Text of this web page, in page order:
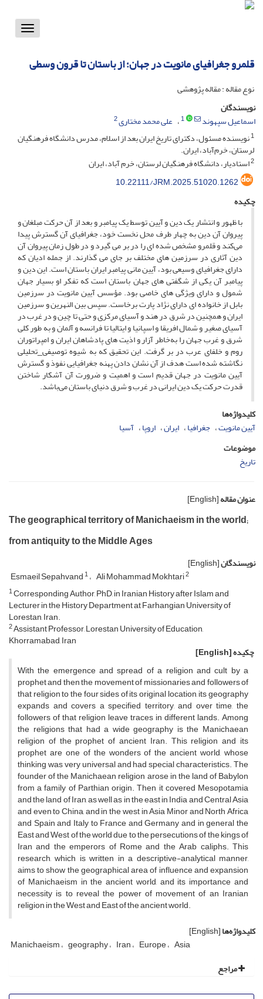
Toggle
قلمرو جغرافیای مانویت در جهان؛ از باستان تا قرون وسطی
نوع مقاله : مقاله پژوهشی
نویسندگان
اسماعیل سپهوند
1 علی محمد مختاری2
1نویسنده مسئول، دکترای تاریخ ایران بعد از اسلام، مدرس دانشگاه فرهنگیان
لرستان، خرم‌آباد، ایران.
2استادیار، دانشگاه فرهنگیان لرستان، خرم آباد، ایران
10.22111/JRM.2025.51020.1262
چکیده
با ظهور و انتشار یک دین و آیین توسط یک پیامبر و بعد از آن حرکت مبلغان و
پیروان آن دین به چهار طرف محل نخست خود، جغرافیای آن گسترش پیدا
می‌کند و قلمرو مشخص شده ای را در بر می گیرد و در طول زمان پیروان آن
دین آثاری در سرزمین های مختلف بر جای می گذارند. از جمله ادیان که
دارای جغرافیای وسیعی بود، آیین مانی پیامبر ایران باستان است. این دین و
پیامبر آن یکی از شگفتی های جهان باستان است که تفکر او بسیار جهان
شمول و دارای ویژگی های خاصی بود. مؤسس آیین مانویت در سرزمین
بابل از خانواده ای دارای نژاد پارت برخاست. سپس بین النهرین و سرزمین
ایران و همچنین در شرق در هند و آسیای مرکزی و حتی تا چین و در غرب در
آسیای صغیر و شمال افریقا و اسپانیا و ایتالیا تا فرانسه و آلمان و به طور کلی
شرق و غرب جهان را به‌خاطر آزار و اذیت های پادشاهان ایران و امپراتوران
روم و خلفای عرب در بر گرفت. این تحقیق که به شیوه توصیفی_تحلیلی
نگاشته شده است هدف از آن نشان دادن پهنه جغرافیایی نفوذ و گسترش
آیین مانویت در جهان قدیم است و اهمیت و ضرورت آن آشکار شاختن
قدرت حرکت یک دین ایرانی در غرب و شرق دنیای باستان می‌باشد.
کلیدواژه‌ها
آیین مانویت جغرافیا ایران اروپا آسیا
موضوعات
تاریخ
عنوان مقاله[English]
The geographical territory of Manichaeism in the world;
from antiquity to the Middle Ages
نویسندگان[English]
Esmaeil Sepahvand1 Ali Mohammad Mokhtari2
1Corresponding Author, PhD, in Iranian History after Islam and
Lecturer in the History Department at Farhangian University of
Lorestan, Iran.
2Assistant Professor, Lorestan University of Education,
Khorramabad, Iran
چکیده[English]
With the emergence and spread of a religion and cult by a
prophet and then the movement of missionaries and followers of
that religion to the four sides of its original location, its geography
expands and covers a specified territory, and over time, the
followers of that religion leave traces in different lands. Among
the religions that had a wide geography is the Manichaean
religion of the prophet of ancient Iran. This religion and its
prophet are one of the wonders of the ancient world, whose
thinking was very universal and had special characteristics. The
founder of the Manichaean religion arose in the land of Babylon
from a family of Parthian origin. Then it covered Mesopotamia
and the land of Iran, as well as in the east in India and Central Asia
and even to China, and in the west in Asia Minor and North Africa
and Spain and Italy to France and Germany and in general the
East and West of the world due to the persecutions of the kings of
Iran and the emperors of Rome and the Arab caliphs. This
research, which is written in a descriptive-analytical manner,
aims to show the geographical area of ​​influence and expansion
of Manichaeism in the ancient world, and its importance and
necessity is to reveal the power of movement of an Iranian
religion in the West and East of the ancient world.
کلیدواژه‌ها[English]
Manichaeism geography Iran Europe Asia
مراجع